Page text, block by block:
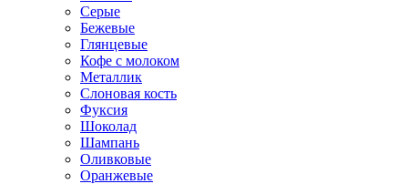
Серые
Бежевые
Глянцевые
Кофе с молоком
Металлик
Слоновая кость
Фуксия
Шоколад
Шампань
Оливковые
Оранжевые